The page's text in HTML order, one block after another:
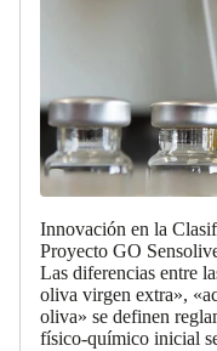
Innovación en la
Proyecto GO
Las diferencias entre
oliva virgen extra»,
oliva» se definen
físico-químico inicial